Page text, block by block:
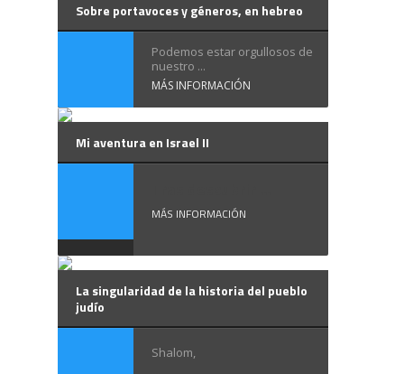
Sobre portavoces y géneros, en hebreo
Podemos estar orgullosos de
nuestro ...
MÁS INFORMACIÓN
Mi aventura en Israel II
MÁS INFORMACIÓN
La singularidad de la historia del pueblo
judío
Shalom,